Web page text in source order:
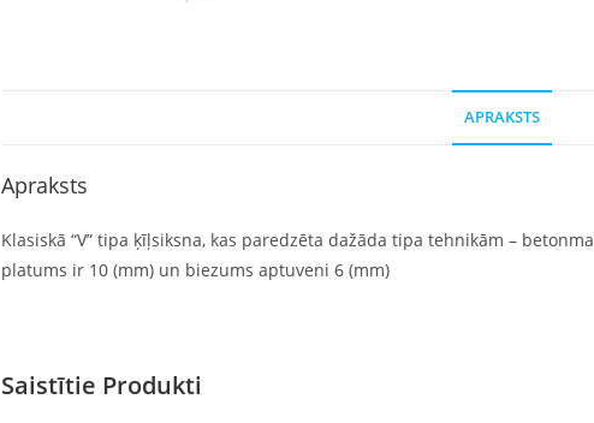
APRAKSTS
Apraksts
Klasiskā “V” tipa ķīļsiksna, kas paredzēta dažāda tipa tehnikām –
platums ir 10 (mm) un biezums aptuveni 6 (mm)
Saistītie Produkti